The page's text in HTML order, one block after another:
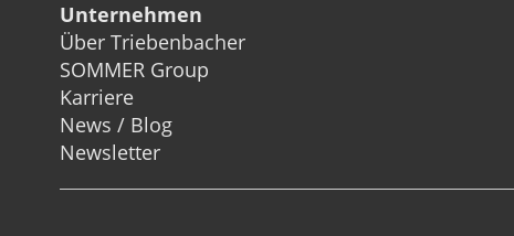
Unternehmen
Über Triebenbacher
SOMMER Group
Karriere
News / Blog
Newsletter